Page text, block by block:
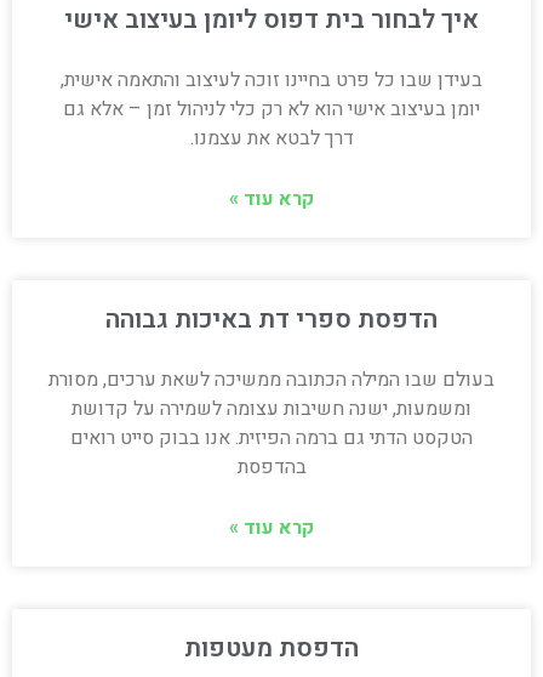
איך לבחור בית דפוס ליומן בעיצוב אישי
בעידן שבו כל פרט בחיינו זוכה לעיצוב והתאמה אישית,
יומן בעיצוב אישי הוא לא רק כלי לניהול זמן – אלא גם
דרך לבטא את עצמנו.
קרא עוד »
הדפסת ספרי דת באיכות גבוהה
בעולם שבו המילה הכתובה ממשיכה לשאת ערכים, מסורת
ומשמעות, ישנה חשיבות עצומה לשמירה על קדושת
הטקסט הדתי גם ברמה הפיזית. אנו בבוק סייט רואים
בהדפסת
קרא עוד »
הדפסת מעטפות